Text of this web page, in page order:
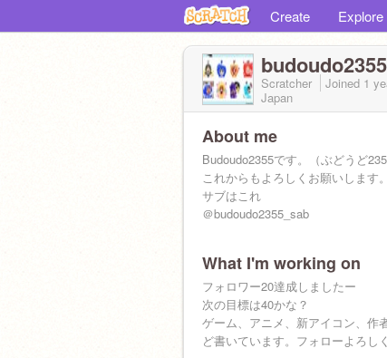
Create Explore
budoudo2355
Scratcher Joined 1
Japan
About me
Budoudo2355です。（ぶどうど
これからもよろしくお願いします。
サブはこれ
＠budoudo2355_sab
What I'm working on
フォロワー20達成しましたー
次の目標は40かな？
ゲーム、アニメ、新アイコン、作
ど書いています。フォローよろしく